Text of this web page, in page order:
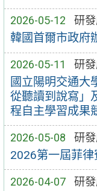
2026-05-12 研
韓國首爾市政府
2026-05-11 研
國立陽明交通大
從聽讀到說寫」
程自主學習成果
2026-05-08 研
2026第一屆菲律
2026-04-07 研